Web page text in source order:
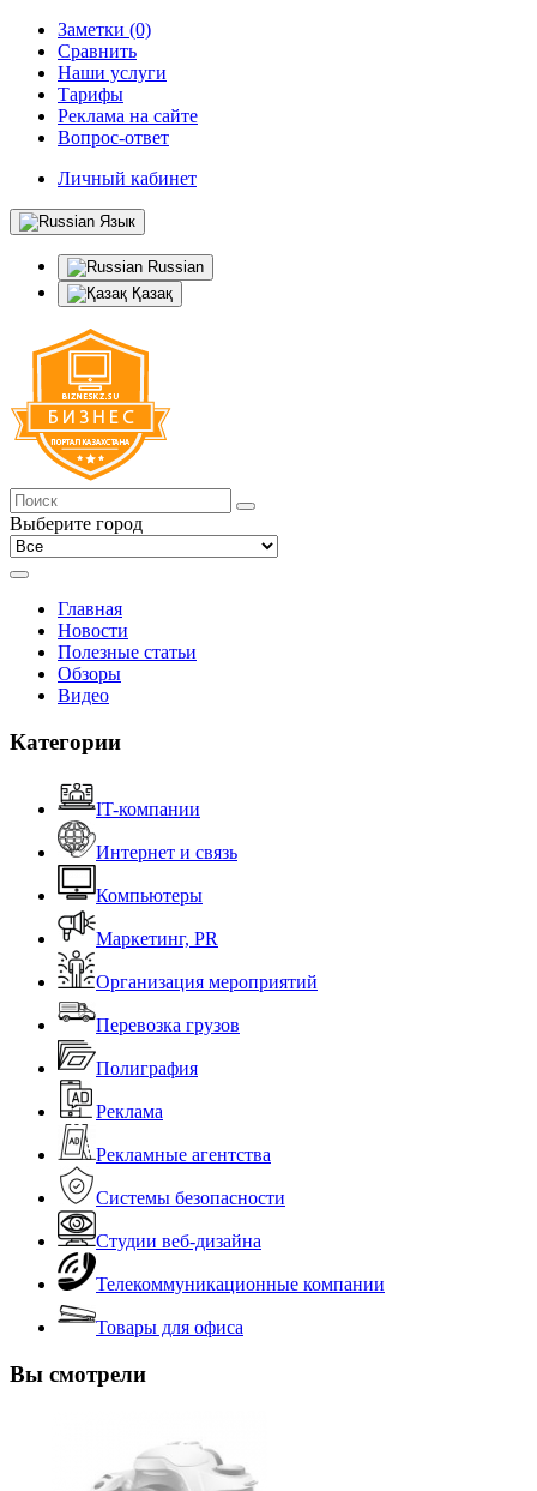
Заметки (0)
Сравнить
Наши услуги
Тарифы
Реклама на сайте
Вопрос-ответ
Личный кабинет
Язык
Russian
Қазақ
Выберите город
Главная
Новости
Полезные статьи
Обзоры
Видео
Категории
IT-компании
Интернет и связь
Компьютеры
Маркетинг, PR
Организация мероприятий
Перевозка грузов
Полиграфия
Реклама
Рекламные агентства
Системы безопасности
Студии веб-дизайна
Телекоммуникационные компании
Товары для офиса
Вы смотрели